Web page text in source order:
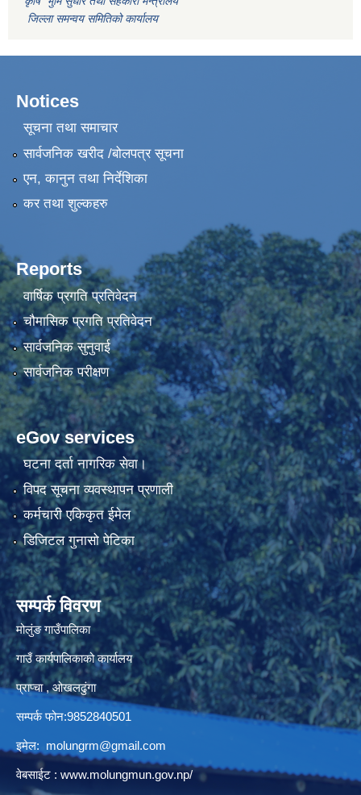
जिल्ला समन्वय समितिको कार्यालय
Notices
सूचना तथा समाचार
सार्वजनिक खरीद /बोलपत्र सूचना
एन, कानुन तथा निर्देशिका
कर तथा शुल्कहरु
Reports
वार्षिक प्रगति प्रतिवेदन
चौमासिक प्रगति प्रतिवेदन
सार्वजनिक सुनुवाई
सार्वजनिक परीक्षण
eGov services
घटना दर्ता नागरिक सेवा।
विपद सूचना व्यवस्थापन प्रणाली
कर्मचारी एकिकृत ईमेल
डिजिटल गुनासो पेटिका
सम्पर्क विवरण
मोलुंङ गाउँपालिका
गाउँ कार्यपालिकाको कार्यालय
प्राप्चा , ओखलढुंगा
सम्पर्क फोन:9852840501
इमेल: molungrm@gmail.com
वेबसाईट : www.molungmun.gov.np/